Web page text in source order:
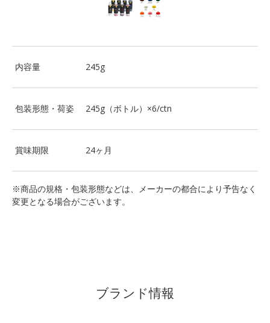
内容量 245g
包装形態・荷姿 245g（ボトル）×6/ctn
賞味期限 24ヶ月
※商品の規格・包装形態などは、メーカーの都合により予告なく
変更となる場合がございます。
ブランド情報